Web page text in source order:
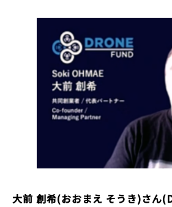
大前 創希(おおまえ そうき)さん